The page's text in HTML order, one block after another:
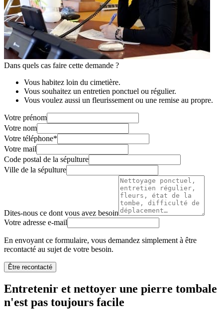
Dans quels cas faire cette demande ?
Vous habitez loin du cimetière.
Vous souhaitez un entretien ponctuel ou régulier.
Vous voulez aussi un fleurissement ou une remise au propre.
Votre prénom
Votre nom
Votre téléphone*
Votre mail
Code postal de la sépulture
Ville de la sépulture
Dites-nous ce dont vous avez besoin
Votre adresse e-mail
En envoyant ce formulaire, vous demandez simplement à être
recontacté au sujet de votre besoin.
Être recontacté
Entretenir et nettoyer une pierre tombale
n'est pas toujours facile